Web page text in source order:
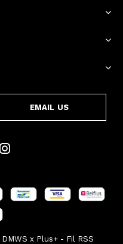
EMAIL US
DMWS x Plus+ - Fil RSS